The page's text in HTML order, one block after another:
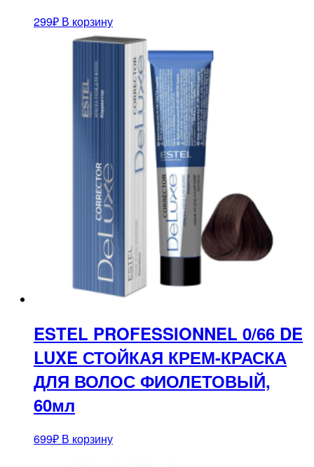
299₽ В корзину
ESTEL PROFESSIONNEL 0/66 DE
LUXE СТОЙКАЯ КРЕМ-КРАСКА
ДЛЯ ВОЛОС ФИОЛЕТОВЫЙ,
60мл
699₽ В корзину